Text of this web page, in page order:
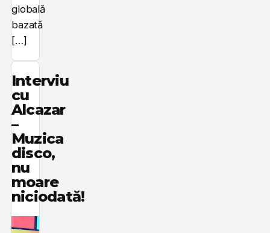
globală
bazată
[…]
Interviu
cu
Alcazar
–
Muzica
disco,
nu
moare
niciodată!